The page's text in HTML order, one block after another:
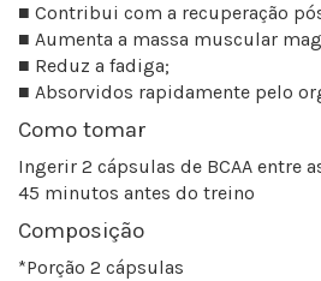
■ Contribui com a recuperação
■ Aumenta a massa muscular
■ Reduz a fadiga;
■ Absorvidos rapidamente pelo
Como tomar
Ingerir 2 cápsulas de BCAA entre
45 minutos antes do treino
Composição
*Porção 2 cápsulas